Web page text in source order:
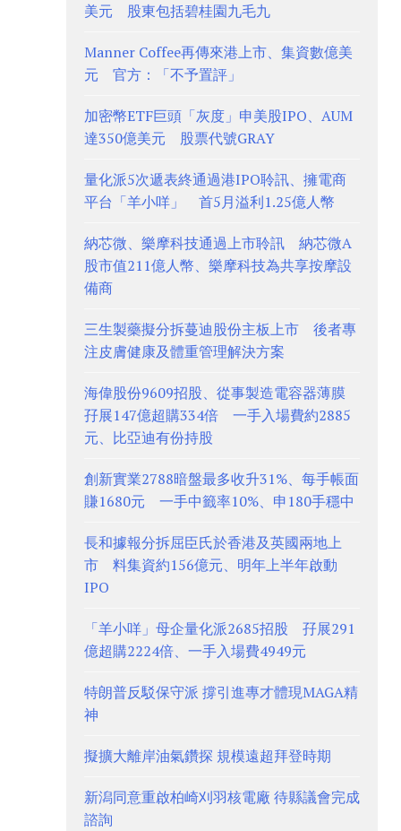
美元 股東包括碧桂園九毛九
Manner Coffee再傳來港上市、集資數億美
元 官方：「不予置評」
加密幣ETF巨頭「灰度」申美股IPO、AUM
達350億美元 股票代號GRAY
量化派5次遞表終通過港IPO聆訊、擁電商
平台「羊小咩」 首5月溢利1.25億人幣
納芯微、樂摩科技通過上市聆訊 納芯微A
股市值211億人幣、樂摩科技為共享按摩設
備商
三生製藥擬分拆蔓迪股份主板上市 後者專
注皮膚健康及體重管理解決方案
海偉股份9609招股、從事製造電容器薄膜
孖展147億超購334倍 一手入場費約2885
元、比亞迪有份持股
創新實業2788暗盤最多收升31%、每手帳面
賺1680元 一手中籤率10%、申180手穩中
長和據報分拆屈臣氏於香港及英國兩地上
市 料集資約156億元、明年上半年啟動
IPO
「羊小咩」母企量化派2685招股 孖展291
億超購2224倍、一手入場費4949元
特朗普反駁保守派 撐引進專才體現MAGA精
神
擬擴大離岸油氣鑽探 規模遠超拜登時期
新潟同意重啟柏崎刈羽核電廠 待縣議會完成
諮詢